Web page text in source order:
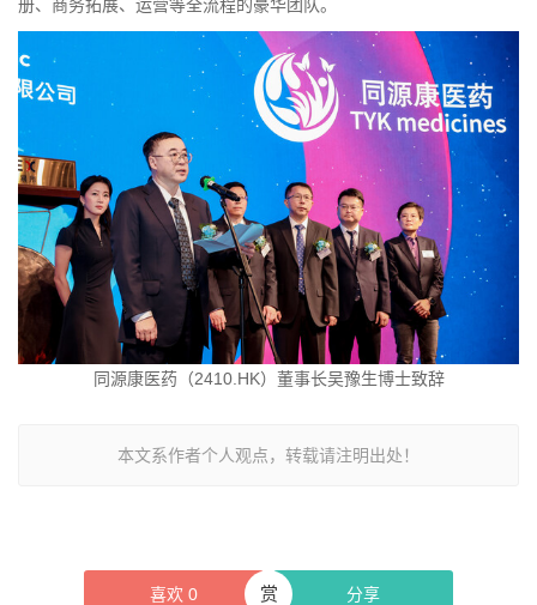
册、商务拓展、运营等全流程的豪华团队。
同源康医药（2410.HK）董事长吴豫生博士致辞
本文系作者个人观点，转载请注明出处！
喜欢 0 分享
赏